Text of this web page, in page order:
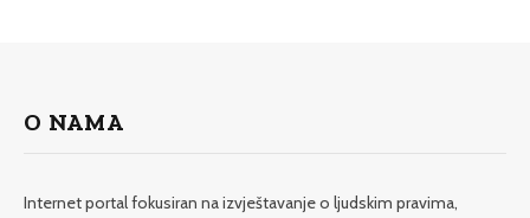
O NAMA
Internet portal fokusiran na izvještavanje o ljudskim pravima,